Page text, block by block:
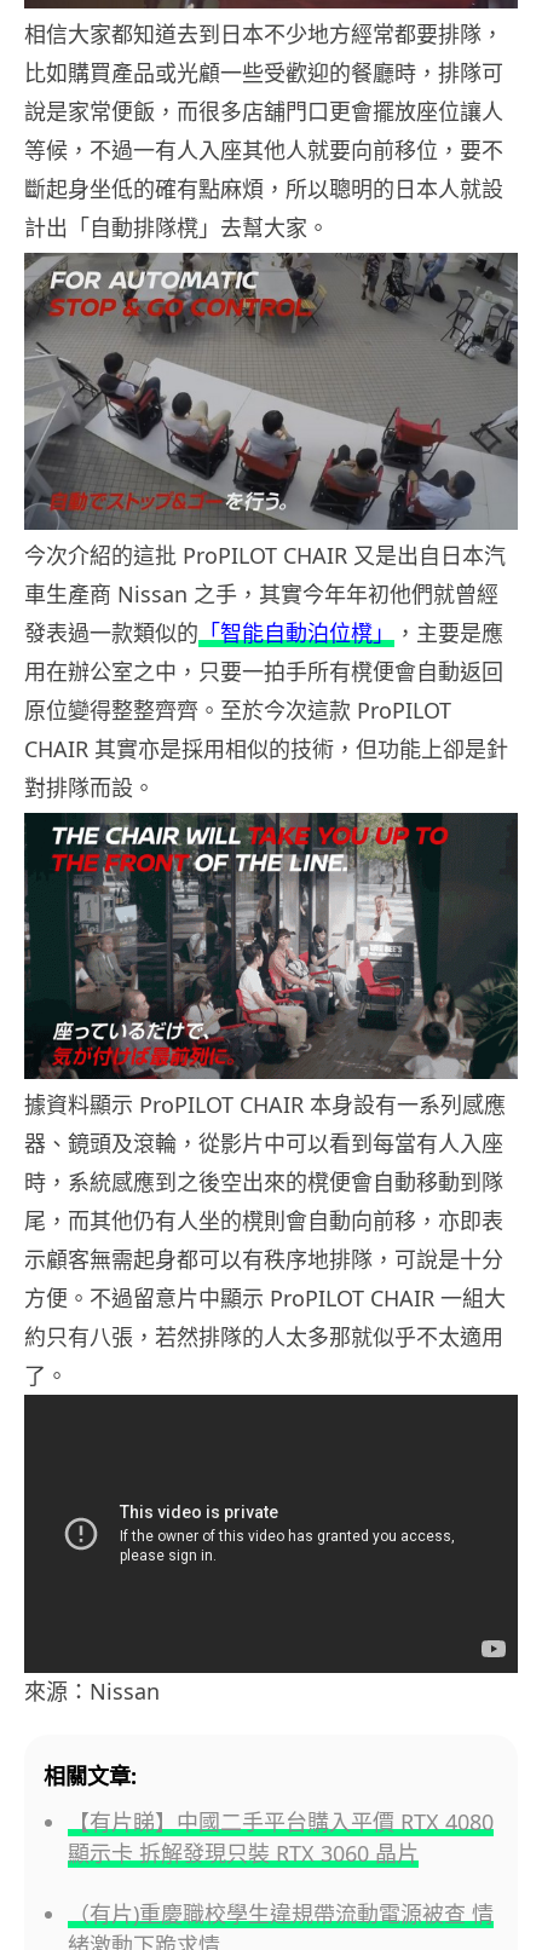
相信大家都知道去到日本不少地方經常都要排隊，
比如購買產品或光顧一些受歡迎的餐廳時，排隊可
說是家常便飯，而很多店舖門口更會擺放座位讓人
等候，不過一有人入座其他人就要向前移位，要不
斷起身坐低的確有點麻煩，所以聰明的日本人就設
計出「自動排隊櫈」去幫大家。
今次介紹的這批 ProPILOT CHAIR 又是出自日本汽
車生產商 Nissan 之手，其實今年年初他們就曾經
發表過一款類似的「智能自動泊位櫈」 ，主要是應
用在辦公室之中，只要一拍手所有櫈便會自動返回
原位變得整整齊齊。至於今次這款 ProPILOT
CHAIR 其實亦是採用相似的技術，但功能上卻是針
對排隊而設。
據資料顯示 ProPILOT CHAIR 本身設有一系列感應
器、鏡頭及滾輪，從影片中可以看到每當有人入座
時，系統感應到之後空出來的櫈便會自動移動到隊
尾，而其他仍有人坐的櫈則會自動向前移，亦即表
示顧客無需起身都可以有秩序地排隊，可說是十分
方便。不過留意片中顯示 ProPILOT CHAIR 一組大
約只有八張，若然排隊的人太多那就似乎不太適用
了。
來源：Nissan
相關文章:
【有片睇】中國二手平台購入平價 RTX 4080
顯示卡 拆解發現只裝 RTX 3060 晶片
（有片)重慶職校學生違規帶流動電源被查 情